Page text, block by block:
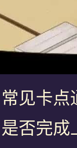
见卡
否完